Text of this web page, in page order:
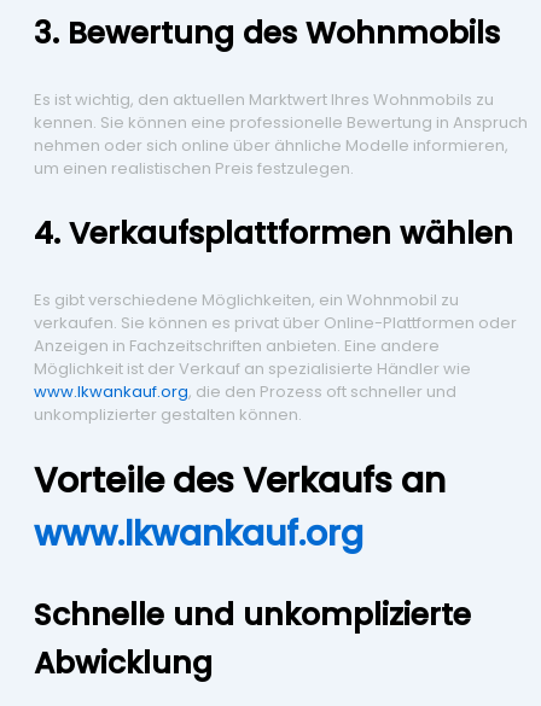
3. Bewertung des Wohnmobils
Es ist wichtig, den aktuellen Marktwert Ihres Wohnmobils zu
kennen. Sie können eine professionelle Bewertung in Anspruch
nehmen oder sich online über ähnliche Modelle informieren,
um einen realistischen Preis festzulegen.
4. Verkaufsplattformen wählen
Es gibt verschiedene Möglichkeiten, ein Wohnmobil zu
verkaufen. Sie können es privat über Online-Plattformen oder
Anzeigen in Fachzeitschriften anbieten. Eine andere
Möglichkeit ist der Verkauf an spezialisierte Händler wie
www.lkwankauf.org, die den Prozess oft schneller und
unkomplizierter gestalten können.
Vorteile des Verkaufs an
www.lkwankauf.org
Schnelle und unkomplizierte
Abwicklung